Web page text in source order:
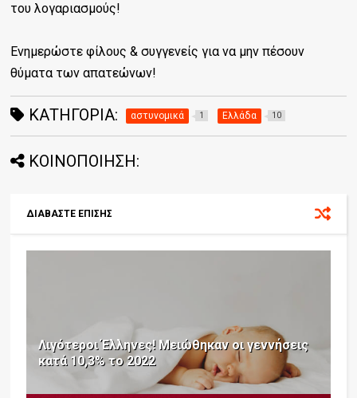
του λογαριασμούς!
Ενημερώστε φίλους & συγγενείς για να μην πέσουν
θύματα των απατεώνων!
ΚΑΤΗΓΟΡΊΑ: αστυνομικά 1 Ελλάδα 10
ΚΟΙΝΟΠΟΙΗΣΗ:
ΔΙΑΒΑΣΤΕ ΕΠΙΣΗΣ
Λιγότεροι Έλληνες! Μειώθηκαν οι γεννήσεις
κατά 10,3% το 2022